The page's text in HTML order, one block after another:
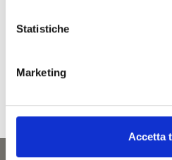
Statistiche
Marketing
Accetta
IL CONTENUTO VI È